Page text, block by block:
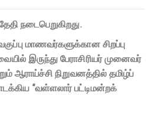
நடைபெறுகிறது.
மாணவர்களுக்கான சிறப்பு
இருந்து பேராசிரியர் முனைவர்
ஆராய்ச்சி நிறுவனத்தில் தமிழ்ப்
“வள்ளலார் பட்டிமன்றக்